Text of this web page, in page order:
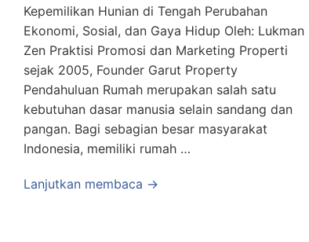
Kepemilikan Hunian di Tengah Perubahan
Ekonomi, Sosial, dan Gaya Hidup Oleh: Lukman
Zen Praktisi Promosi dan Marketing Properti
sejak 2005, Founder Garut Property
Pendahuluan Rumah merupakan salah satu
kebutuhan dasar manusia selain sandang dan
pangan. Bagi sebagian besar masyarakat
Indonesia, memiliki rumah …
Lanjutkan membaca →